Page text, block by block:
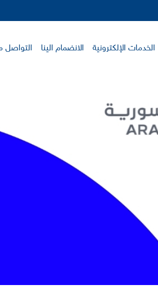
الخدمات الإلكترونية الانضمام الينا التواصل